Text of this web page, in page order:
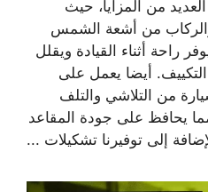
من المزايا، حيث
من أشعة الشمس
راحة أثناء القيادة ويقلل
أيضا يعمل على
من التلاشي والتلف
يحافظ على جودة المقاعد
إلى توفيرنا تشكيلات ...